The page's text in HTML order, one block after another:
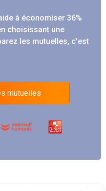
à économiser 36%
choisissant une
les mutuelles, c'est
mutuelles